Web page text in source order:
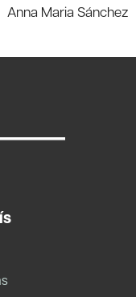
Anna Maria Sánchez